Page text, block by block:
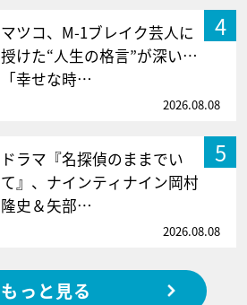
4
マツコ、M-1ブレイク芸人に
授けた“人生の格言”が深い…
「幸せな時…
2026.08.08
5
ドラマ『名探偵のままでい
て』、ナインティナイン岡村
隆史＆矢部…
2026.08.08
もっと見る